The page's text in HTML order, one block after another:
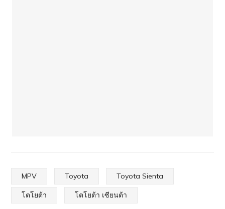
MPV Toyota Toyota Sienta
โตโยต้า โตโยต้า เซียนต้า